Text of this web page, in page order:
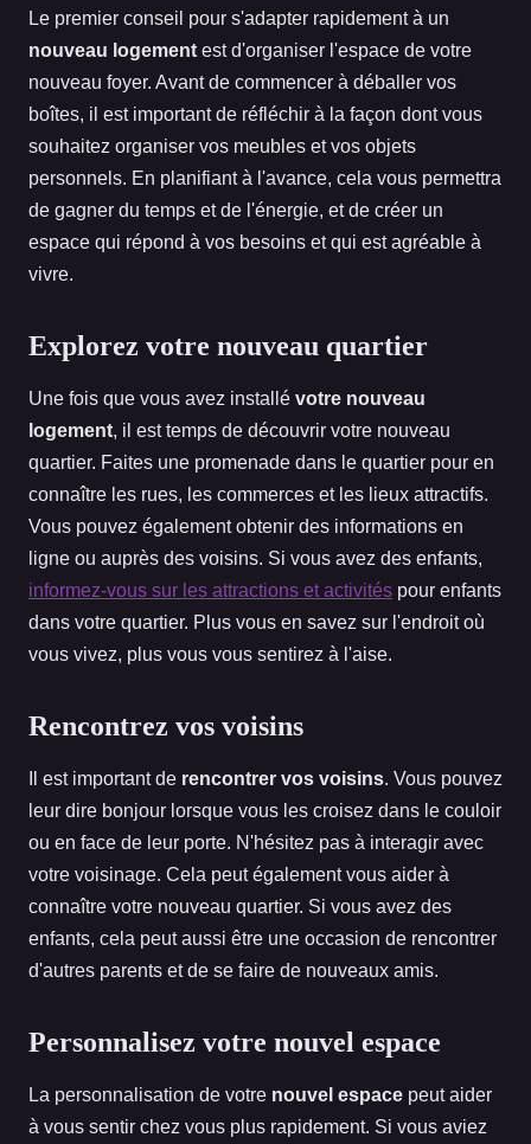
Le premier conseil pour s'adapter rapidement à un
nouveau logement est d'organiser l'espace de votre
nouveau foyer. Avant de commencer à déballer vos
boîtes, il est important de réfléchir à la façon dont vous
souhaitez organiser vos meubles et vos objets
personnels. En planifiant à l'avance, cela vous permettra
de gagner du temps et de l'énergie, et de créer un
espace qui répond à vos besoins et qui est agréable à
vivre.
Explorez votre nouveau quartier
Une fois que vous avez installé votre nouveau
logement, il est temps de découvrir votre nouveau
quartier. Faites une promenade dans le quartier pour en
connaître les rues, les commerces et les lieux attractifs.
Vous pouvez également obtenir des informations en
ligne ou auprès des voisins. Si vous avez des enfants,
informez-vous sur les attractions et activités pour enfants
dans votre quartier. Plus vous en savez sur l'endroit où
vous vivez, plus vous vous sentirez à l'aise.
Rencontrez vos voisins
Il est important de rencontrer vos voisins. Vous pouvez
leur dire bonjour lorsque vous les croisez dans le couloir
ou en face de leur porte. N'hésitez pas à interagir avec
votre voisinage. Cela peut également vous aider à
connaître votre nouveau quartier. Si vous avez des
enfants, cela peut aussi être une occasion de rencontrer
d'autres parents et de se faire de nouveaux amis.
Personnalisez votre nouvel espace
La personnalisation de votre nouvel espace peut aider
à vous sentir chez vous plus rapidement. Si vous aviez